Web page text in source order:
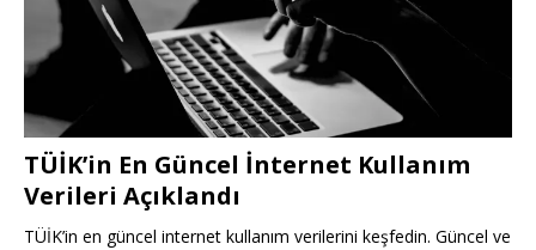
TÜİK’in En Güncel İnternet Kullanım
Verileri Açıklandı
TÜİK’in en güncel internet kullanım verilerini keşfedin. Güncel ve